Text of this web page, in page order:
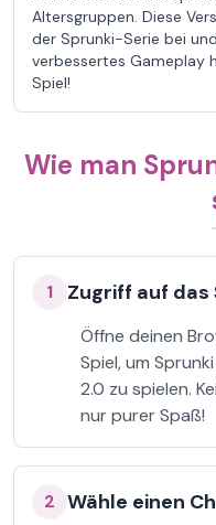
Altersgruppen. Diese
der Sprunki-Serie bei
verbessertes Gameplay
Spiel!
Wie man
1 Zugriff auf das
Öffne deinen
Spiel, um
2.0 zu spielen.
nur purer Spaß!
2 Wähle einen